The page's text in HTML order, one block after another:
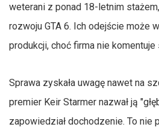
weterani z ponad 18-letnim
rozwoju GTA 6. Ich odejście może
produkcji, choć firma nie komentuje
Sprawa zyskała uwagę nawet na
premier Keir Starmer nazwał ją
zapowiedział dochodzenie. To nie